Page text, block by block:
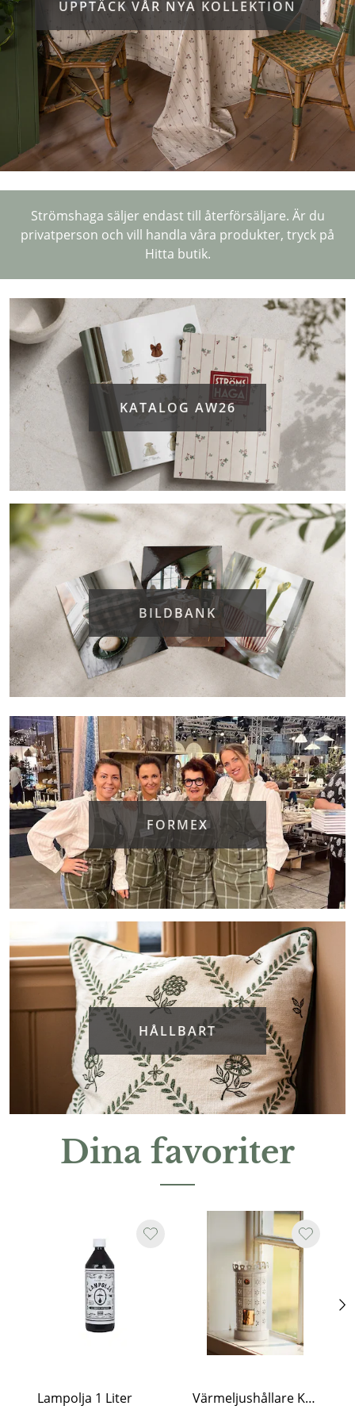
UPPTÄCK VÅR NYA KOLLEKTION
Strömshaga säljer endast till återförsäljare. Är du
privatperson och vill handla våra produkter, tryck på
Hitta butik.
KATALOG AW26
BILDBANK
FORMEX
HÅLLBART
Dina favoriter
Lampolja 1 Liter Värmeljushållare Kakelugn Vit